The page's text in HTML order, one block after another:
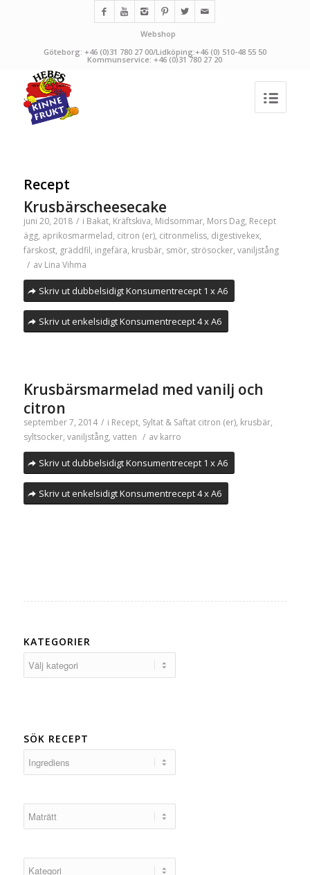
Webshop
Göteborg: +46 (0)31 780 27 00/Lidköping:+46 (0) 510-48 55 50
Kommunservice: +46 (0)31 780 27 20
Recept
Krusbärscheesecake
juni 20, 2018 / i Bakat, Kräftskiva, Midsommar, Mors Dag, Recept
ägg, aprikosmarmelad, citron (er), citronmeliss, digestivekex,
färskost, gräddfil, ingefära, krusbär, smör, strösocker, vaniljstång
/ av Lina Vihma
Skriv ut dubbelsidigt Konsumentrecept 1 x A6
Skriv ut enkelsidigt Konsumentrecept 4 x A6
Krusbärsmarmelad med vanilj och
citron
september 7, 2014 / i Recept, Syltat & Saftat citron (er), krusbär,
syltsocker, vaniljstång, vatten / av karro
Skriv ut dubbelsidigt Konsumentrecept 1 x A6
Skriv ut enkelsidigt Konsumentrecept 4 x A6
KATEGORIER
SÖK RECEPT